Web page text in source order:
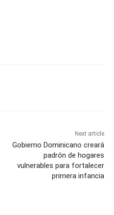
Next article
Gobierno Dominicano creará
padrón de hogares
vulnerables para fortalecer
primera infancia